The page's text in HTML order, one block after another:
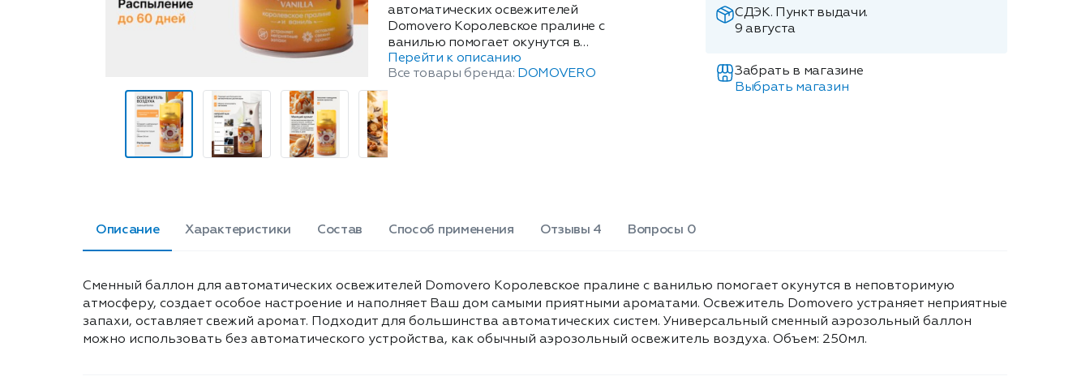
автоматических освежителей
Domovero Королевское пралине с
ванилью помогает окунутся в
неповторимую атмосферу, создает
особое настроение и наполняет Ваш
устройства, как обычный
аэрозольный освежитель воздуха.
Перейти к описанию
Все товары бренда: DOMOVERO
СДЭК. Пункт выдачи.
9 августа
Забрать в магазине
Выбрать магазин
Описание Характеристики Состав Способ применения Отзывы 4 Вопросы 0
Сменный баллон для автоматических освежителей Domovero Королевское пралине с ванилью помогает окунутся в неповторимую
атмосферу, создает особое настроение и наполняет Ваш дом самыми приятными ароматами. Освежитель Domovero устраняет неприятные
запахи, оставляет свежий аромат. Подходит для большинства автоматических систем. Универсальный сменный аэрозольный баллон
можно использовать без автоматического устройства, как обычный аэрозольный освежитель воздуха. Объем: 250мл.